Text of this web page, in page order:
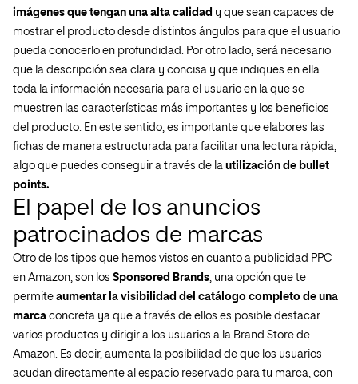
imágenes que tengan una alta calidad y que sean capaces de
mostrar el producto desde distintos ángulos para que el usuario
pueda conocerlo en profundidad. Por otro lado, será necesario
que la descripción sea clara y concisa y que indiques en ella
toda la información necesaria para el usuario en la que se
muestren las características más importantes y los beneficios
del producto. En este sentido, es importante que elabores las
fichas de manera estructurada para facilitar una lectura rápida,
algo que puedes conseguir a través de la utilización de bullet
points.
El papel de los anuncios
patrocinados de marcas
Otro de los tipos que hemos vistos en cuanto a publicidad PPC
en Amazon, son los Sponsored Brands, una opción que te
permite aumentar la visibilidad del catálogo completo de una
marca concreta ya que a través de ellos es posible destacar
varios productos y dirigir a los usuarios a la Brand Store de
Amazon. Es decir, aumenta la posibilidad de que los usuarios
acudan directamente al espacio reservado para tu marca, con